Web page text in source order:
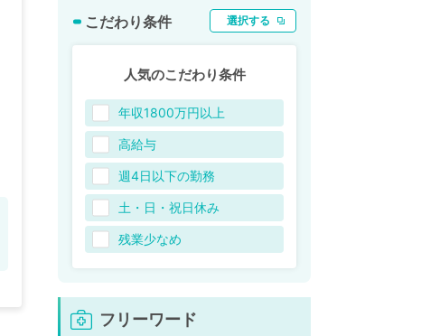
こだわり条件 選択する
人気のこだわり条件
年収1800万円以上
高給与
週4日以下の勤務
土・日・祝日休み
残業少なめ
フリーワード